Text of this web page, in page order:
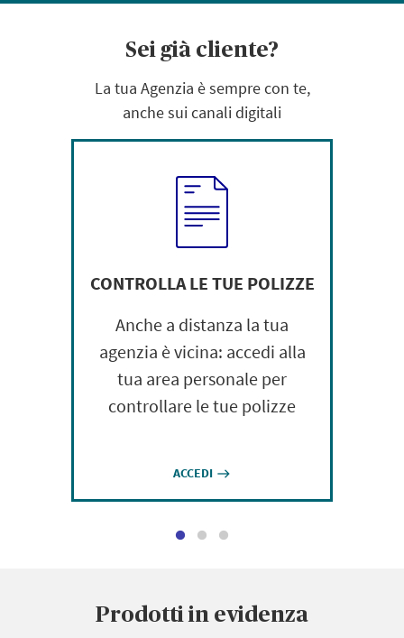
Sei già cliente?
La tua Agenzia è sempre con te,
anche sui canali digitali
CONTROLLA LE TUE POLIZZE
Anche a distanza la tua
agenzia è vicina: accedi alla
tua area personale per
controllare le tue polizze
ACCEDI east
Prodotti in evidenza